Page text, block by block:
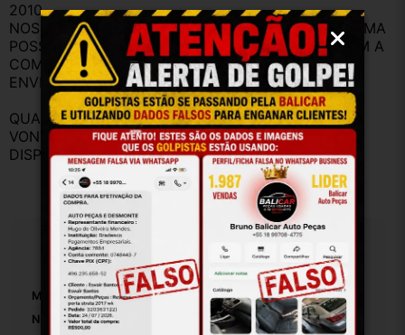
2010.
NOSSO OBJETIVO É TE ATENDER DA MELHOR FORMA
POSSÍVEL PARA QUE VOCÊ FIQUE SATISFEITO COM A
COMPRA
ENVIAMOS AS PEÇAS COM NOTA A FISCAL.
QUALQUER DÚVIDA ANTES DA COMPRA, FIQUE A
VONTADE PARA FAZER PERGUNTAS, ESTAMOS A
DISPOSIÇÃO PARA RESPONDER.
Especificações
Marca: Toyota
Número De Peça: 32515